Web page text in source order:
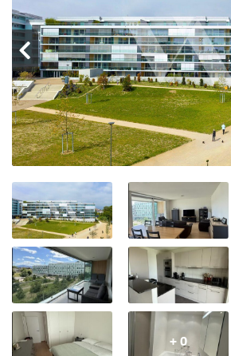
ENG
+ 0